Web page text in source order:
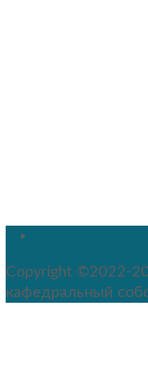
Copyright ©2022-
кафедральный